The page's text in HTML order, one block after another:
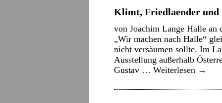
Klimt, Friedlaender und
von Joachim Lange Halle
„Wir machen nach Halle“
nicht versäumen sollte. Im
Ausstellung außerhalb
Gustav … Weiterlesen →